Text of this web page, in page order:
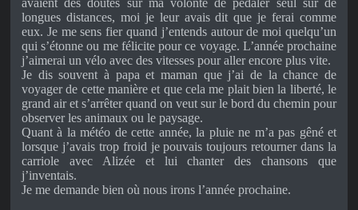
longues distances, moi je leur avais dit que je ferai comme
eux. Je me sens fier quand j’entends autour de moi quelqu’un
qui s’étonne ou me félicite pour ce voyage. L’année prochaine
j’aimerai un vélo avec des vitesses pour aller encore plus vite.
Je dis souvent à papa et maman que j’ai de la chance de
voyager de cette manière et que cela me plait bien la liberté, le
grand air et s’arrêter quand on veut sur le bord du chemin pour
observer les animaux ou le paysage.
Quant à la météo de cette année, la pluie ne m’a pas gêné et
lorsque j’avais trop froid je pouvais toujours retourner dans la
carriole avec Alizée et lui chanter des chansons que
j’inventais.
Je me demande bien où nous irons l’année prochaine.